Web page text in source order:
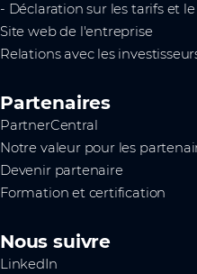
- Déclaration sur les tarifs et
Site web de l'entreprise
Relations avec les
Partenaires
PartnerCentral
Notre valeur pour les
Devenir partenaire
Formation et certification
Nous suivre
LinkedIn